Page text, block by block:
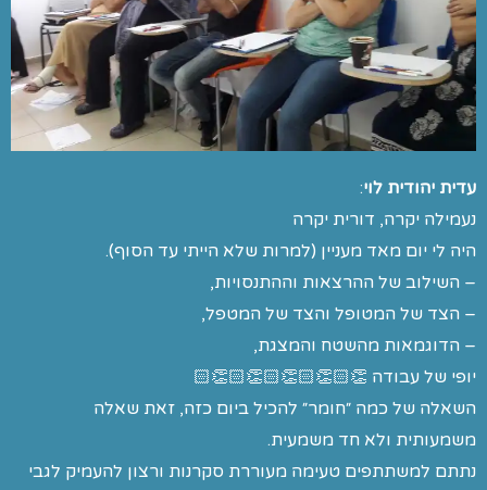
עדית יהודית לוי:
נעמילה יקרה, דורית יקרה
היה לי יום מאד מעניין (למרות שלא הייתי עד הסוף).
– השילוב של ההרצאות וההתנסויות,
– הצד של המטופל והצד של המטפל,
– הדוגמאות מהשטח והמצגת,
יופי של עבודה 👏🏻👏🏻👏🏻👏🏻👏🏻
השאלה של כמה ״חומר״ להכיל ביום כזה, זאת שאלה
משמעותית ולא חד משמעית.
נתתם למשתתפים טעימה מעוררת סקרנות ורצון להעמיק לגבי